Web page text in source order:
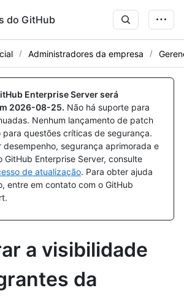
do GitHub
Administradores da empresa
Enterprise Server será
2026-08-25. Não há suporte para
Nenhum lançamento de patch
para questões críticas de segurança.
desempenho, segurança aprimorada e
GitHub Enterprise Server, consulte
de atualização. Para obter ajuda
entre em contato com o GitHub
a visibilidade
da